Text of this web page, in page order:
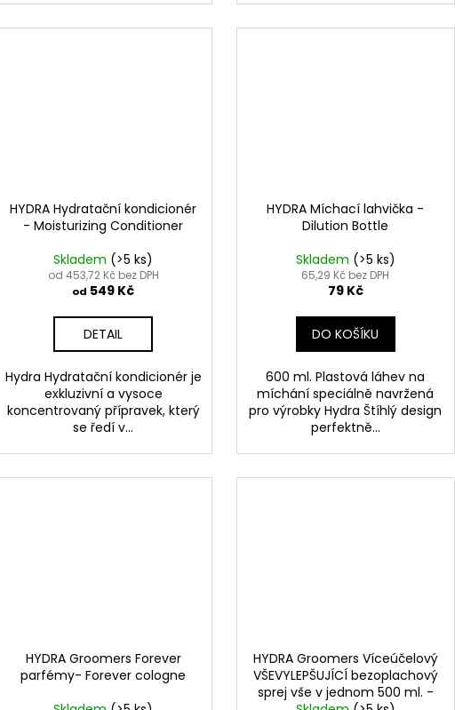
HYDRA Hydratační kondicionér
- Moisturizing Conditioner
Skladem (>5 ks)
od 453,72 Kč bez DPH
od 549 Kč
DETAIL
Hydra Hydratační kondicionér je
exkluzivní a vysoce
koncentrovaný přípravek, který
se ředí v...
HYDRA Míchací lahvička -
Dilution Bottle
Skladem (>5 ks)
65,29 Kč bez DPH
79 Kč
DO KOŠÍKU
600 ml. Plastová láhev na
míchání speciálně navržená
pro výrobky Hydra Štíhlý design
perfektně...
HYDRA Groomers Forever
parfémy- Forever cologne
HYDRA Groomers Víceúčelový
VŠEVYLEPŠUJÍCÍ bezoplachový
sprej vše v jednom 500 ml. -